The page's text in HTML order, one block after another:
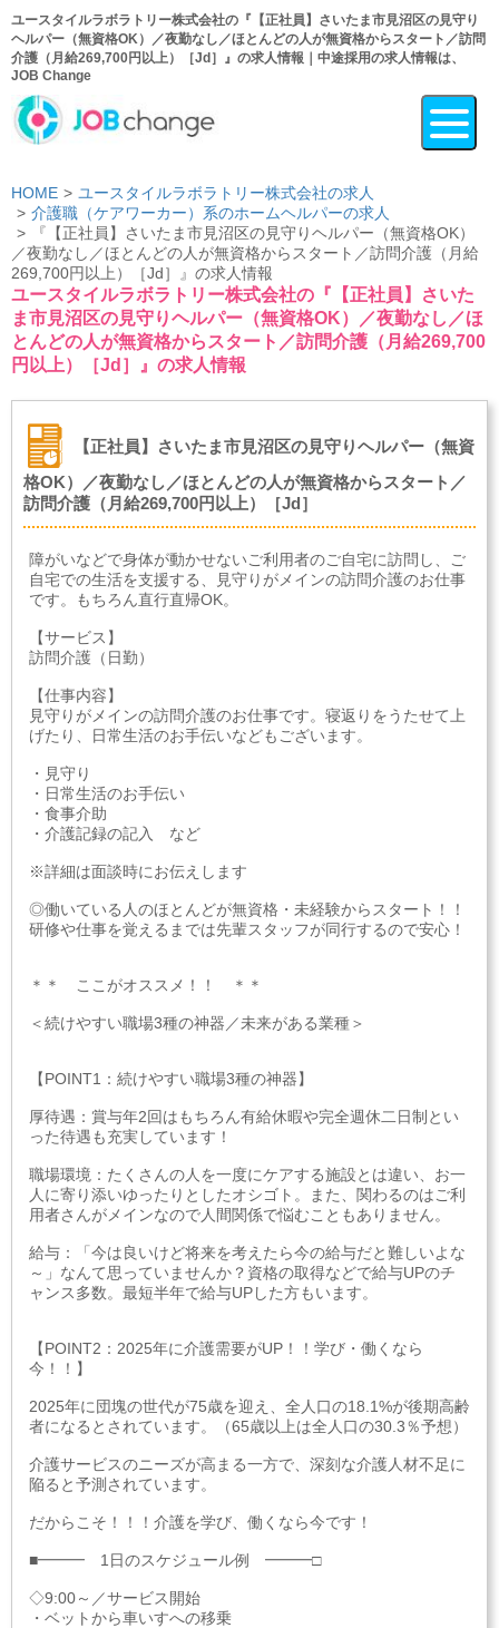
ユースタイルラボラトリー株式会社の『【正社員】さいたま市見沼区の見守り
ヘルパー（無資格OK）／夜勤なし／ほとんどの人が無資格からスタート／訪問
介護（月給269,700円以上）［Jd］』の求人情報｜中途採用の求人情報は、
JOB Change
HOME
ユースタイルラボラトリー株式会社の求人
介護職（ケアワーカー）系のホームヘルパーの求人
『【正社員】さいたま市見沼区の見守りヘルパー（無資格OK）
／夜勤なし／ほとんどの人が無資格からスタート／訪問介護（月給
269,700円以上）［Jd］』の求人情報
ユースタイルラボラトリー株式会社の『【正社員】さいた
ま市見沼区の見守りヘルパー（無資格OK）／夜勤なし／ほ
とんどの人が無資格からスタート／訪問介護（月給269,700
円以上）［Jd］』の求人情報
【正社員】さいたま市見沼区の見守りヘルパー（無資
格OK）／夜勤なし／ほとんどの人が無資格からスタート／
訪問介護（月給269,700円以上）［Jd］
障がいなどで身体が動かせないご利用者のご自宅に訪問し、ご
自宅での生活を支援する、見守りがメインの訪問介護のお仕事
です。もちろん直行直帰OK。
【サービス】
訪問介護（日勤）
【仕事内容】
見守りがメインの訪問介護のお仕事です。寝返りをうたせて上
げたり、日常生活のお手伝いなどもございます。
・見守り
・日常生活のお手伝い
・食事介助
・介護記録の記入 など
※詳細は面談時にお伝えします
◎働いている人のほとんどが無資格・未経験からスタート！！
研修や仕事を覚えるまでは先輩スタッフが同行するので安心！
＊＊ ここがオススメ！！ ＊＊
＜続けやすい職場3種の神器／未来がある業種＞
【POINT1：続けやすい職場3種の神器】
厚待遇：賞与年2回はもちろん有給休暇や完全週休二日制とい
った待遇も充実しています！
職場環境：たくさんの人を一度にケアする施設とは違い、お一
人に寄り添いゆったりとしたオシゴト。また、関わるのはご利
用者さんがメインなので人間関係で悩むこともありません。
給与：「今は良いけど将来を考えたら今の給与だと難しいよな
～」なんて思っていませんか？資格の取得などで給与UPのチ
ャンス多数。最短半年で給与UPした方もいます。
【POINT2：2025年に介護需要がUP！！学び・働くなら
今！！】
2025年に団塊の世代が75歳を迎え、全人口の18.1%が後期高齢
者になるとされています。（65歳以上は全人口の30.3％予想）
介護サービスのニーズが高まる一方で、深刻な介護人材不足に
陥ると予測されています。
だからこそ！！！介護を学び、働くなら今です！
■━━━ 1日のスケジュール例 ━━━□
◇9:00～／サービス開始
・ベットから車いすへの移乗